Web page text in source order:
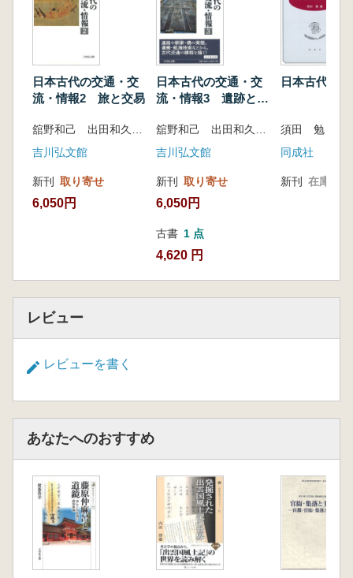
日本古代の交通・交
流・情報2 旅と交易
吉川弘文館
新刊 取り寄せ
6,050円
日本古代の交通・交
流・情報3 遺跡と技
吉川弘文館
新刊 取り寄せ
6,050円
古書 1 点
4,620 円
日本古代考
須田 勉 編
同成社
新刊 在庫なし
レビュー
レビューを書く
あなたへのおすすめ